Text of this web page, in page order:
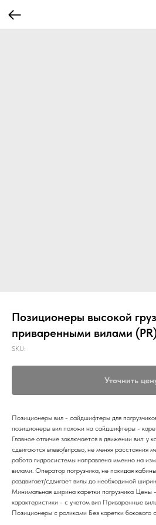
Позиционеры высокой
приваренными вилами
SKU:
Уточнить
Позиционеры вил - сайдшифтеры для
позиционеры вил похожи на сайдшифтеры -
Главное отличие заключается в движении вил: у
сдвигаются влево/вправо, не меняя расстояния
работа гидросистемы направлена именно на
вилами. Оператор погрузчика, не покидая
раздвигает/сдвигает вилы до необходимой
Минимальная ширина каретки погрузчика Цены
характеристики - с учетом вил Приваренные
Позиционеры с роликами Без каретки бокового